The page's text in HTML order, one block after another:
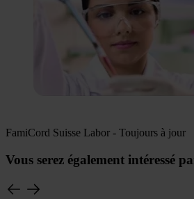
FamiCord Suisse Labor - Toujours à jour
Vous serez également intéressé